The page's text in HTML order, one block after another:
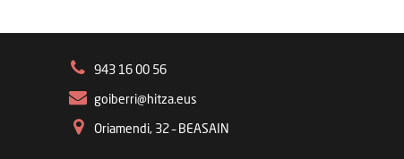
943 16 00 56
goiberri@hitza.eus
Oriamendi, 32 – BEASAIN